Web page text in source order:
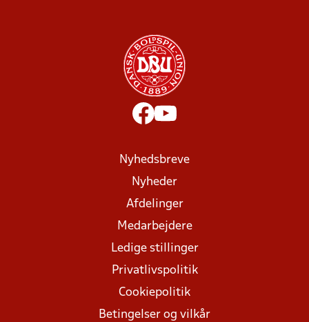
Nyhedsbreve
Nyheder
Afdelinger
Medarbejdere
Ledige stillinger
Privatlivspolitik
Cookiepolitik
Betingelser og vilkår